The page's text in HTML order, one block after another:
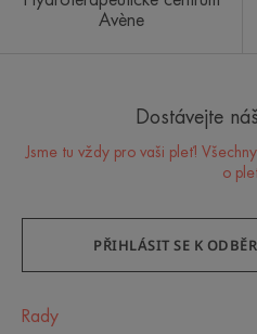
Avène
Dostávejte
Jsme tu vždy pro vaši pleť!
o
PŘIHLÁSIT SE K
Rady